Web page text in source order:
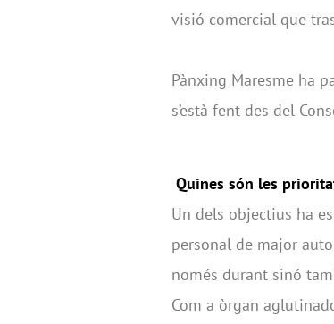
visió comercial que
Pànxing Maresme ha
s’està fent des del
Quines són les
Un dels objectius ha
personal de major
només durant sinó
Com a òrgan